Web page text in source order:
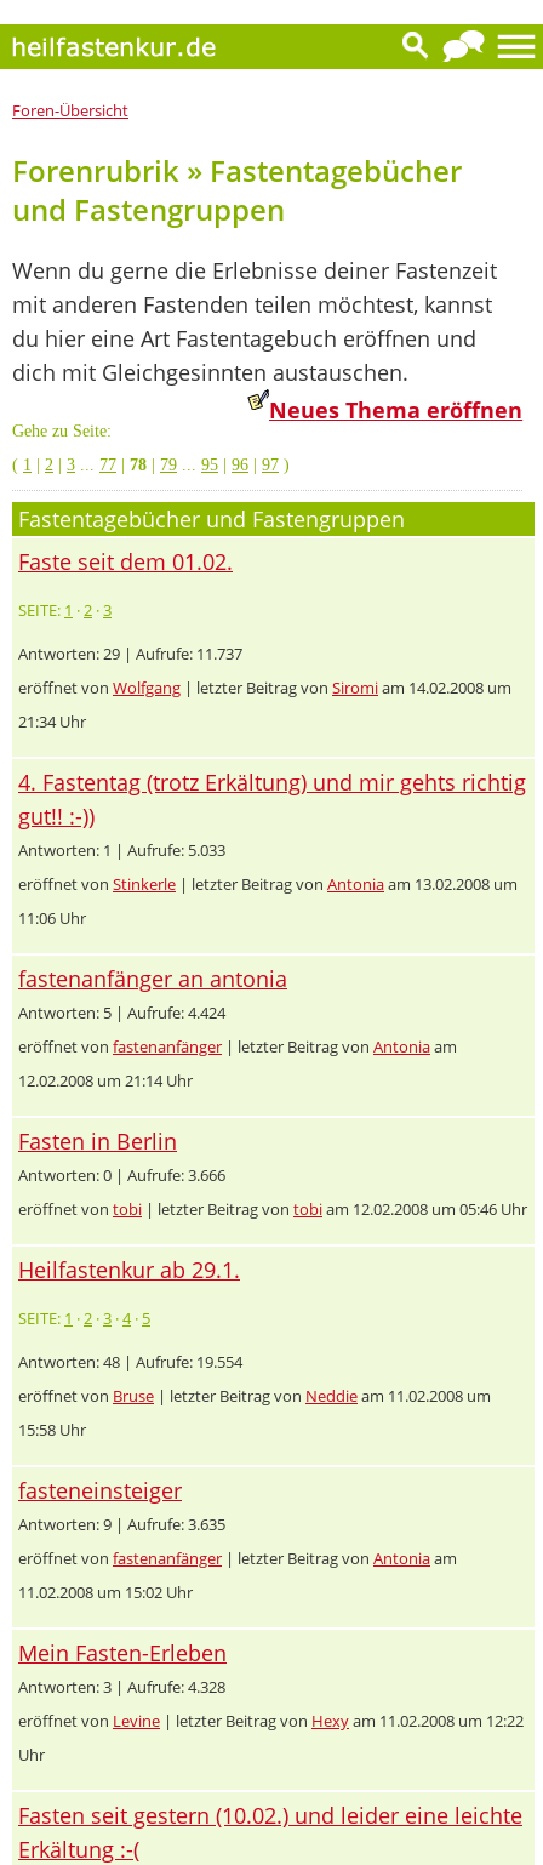
Foren-Übersicht
Forenrubrik » Fastentagebücher
und Fastengruppen
Wenn du gerne die Erlebnisse deiner Fastenzeit
mit anderen Fastenden teilen möchtest, kannst
du hier eine Art Fastentagebuch eröffnen und
dich mit Gleichgesinnten austauschen.
Neues Thema eröffnen
Gehe zu Seite:
( 1 2 3 77 78 79 95 96 97 )
Fastentagebücher und Fastengruppen
Faste seit dem 01.02.
SEITE: 1 ·2 ·3
Antworten: 29 | Aufrufe: 11.737
eröffnet von Wolfgang | letzter Beitrag von Siromiam 14.02.2008 um
21:34 Uhr
4. Fastentag (trotz Erkältung) und mir gehts richtig
gut!! :-))
Antworten: 1 | Aufrufe: 5.033
eröffnet von Stinkerle | letzter Beitrag von Antoniaam 13.02.2008 um
11:06 Uhr
fastenanfänger an antonia
Antworten: 5 | Aufrufe: 4.424
eröffnet von fastenanfänger | letzter Beitrag von Antoniaam
12.02.2008 um 21:14 Uhr
Fasten in Berlin
Antworten: 0 | Aufrufe: 3.666
eröffnet von tobi | letzter Beitrag von tobiam 12.02.2008 um 05:46 Uhr
Heilfastenkur ab 29.1.
SEITE: 1 ·2 ·3 ·4· 5
Antworten: 48 | Aufrufe: 19.554
eröffnet von Bruse | letzter Beitrag von Neddieam 11.02.2008 um
15:58 Uhr
fasteneinsteiger
Antworten: 9 | Aufrufe: 3.635
eröffnet von fastenanfänger | letzter Beitrag von Antoniaam
11.02.2008 um 15:02 Uhr
Mein Fasten-Erleben
Antworten: 3 | Aufrufe: 4.328
eröffnet von Levine | letzter Beitrag von Hexyam 11.02.2008 um 12:22
Uhr
Fasten seit gestern (10.02.) und leider eine leichte
Erkältung :-(